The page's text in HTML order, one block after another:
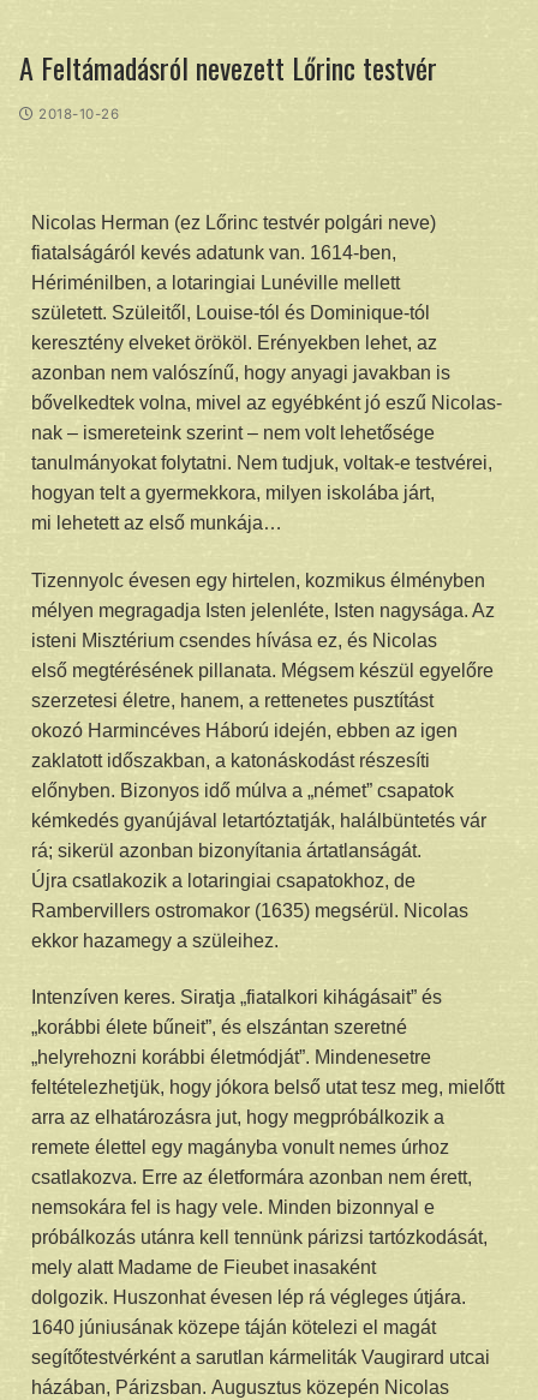
A Feltámadásról nevezett Lőrinc testvér
2018-10-26
Nicolas Herman (ez Lőrinc testvér polgári neve)
fiatalságáról kevés adatunk van. 1614-ben,
Hériménilben, a lotaringiai Lunéville mellett
született. Szüleitől, Louise-tól és Dominique-tól
keresztény elveket örököl. Erényekben lehet, az
azonban nem valószínű, hogy anyagi javakban is
bővelkedtek volna, mivel az egyébként jó eszű Nicolas-
nak – ismereteink szerint – nem volt lehetősége
tanulmányokat folytatni. Nem tudjuk, voltak-e testvérei,
hogyan telt a gyermekkora, milyen iskolába járt,
mi lehetett az első munkája…
Tizennyolc évesen egy hirtelen, kozmikus élményben
mélyen megragadja Isten jelenléte, Isten nagysága. Az
isteni Misztérium csendes hívása ez, és Nicolas
első megtérésének pillanata. Mégsem készül egyelőre
szerzetesi életre, hanem, a rettenetes pusztítást
okozó Harmincéves Háború idején, ebben az igen
zaklatott időszakban, a katonáskodást részesíti
előnyben. Bizonyos idő múlva a „német” csapatok
kémkedés gyanújával letartóztatják, halálbüntetés vár
rá; sikerül azonban bizonyítania ártatlanságát.
Újra csatlakozik a lotaringiai csapatokhoz, de
Rambervillers ostromakor (1635) megsérül. Nicolas
ekkor hazamegy a szüleihez.
Intenzíven keres. Siratja „fiatalkori kihágásait” és
„korábbi élete bűneit”, és elszántan szeretné
„helyrehozni korábbi életmódját”. Mindenesetre
feltételezhetjük, hogy jókora belső utat tesz meg, mielőtt
arra az elhatározásra jut, hogy megpróbálkozik a
remete élettel egy magányba vonult nemes úrhoz
csatlakozva. Erre az életformára azonban nem érett,
nemsokára fel is hagy vele. Minden bizonnyal e
próbálkozás utánra kell tennünk párizsi tartózkodását,
mely alatt Madame de Fieubet inasaként
dolgozik. Huszonhat évesen lép rá végleges útjára.
1640 júniusának közepe táján kötelezi el magát
segítőtestvérként a sarutlan kármeliták Vaugirard utcai
házában, Párizsban. Augusztus közepén Nicolas